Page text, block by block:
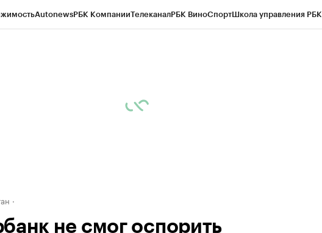
AutonewsРБК КомпанииТелеканалРБК ВиноСпортШкола управления РБК
не смог оспорить